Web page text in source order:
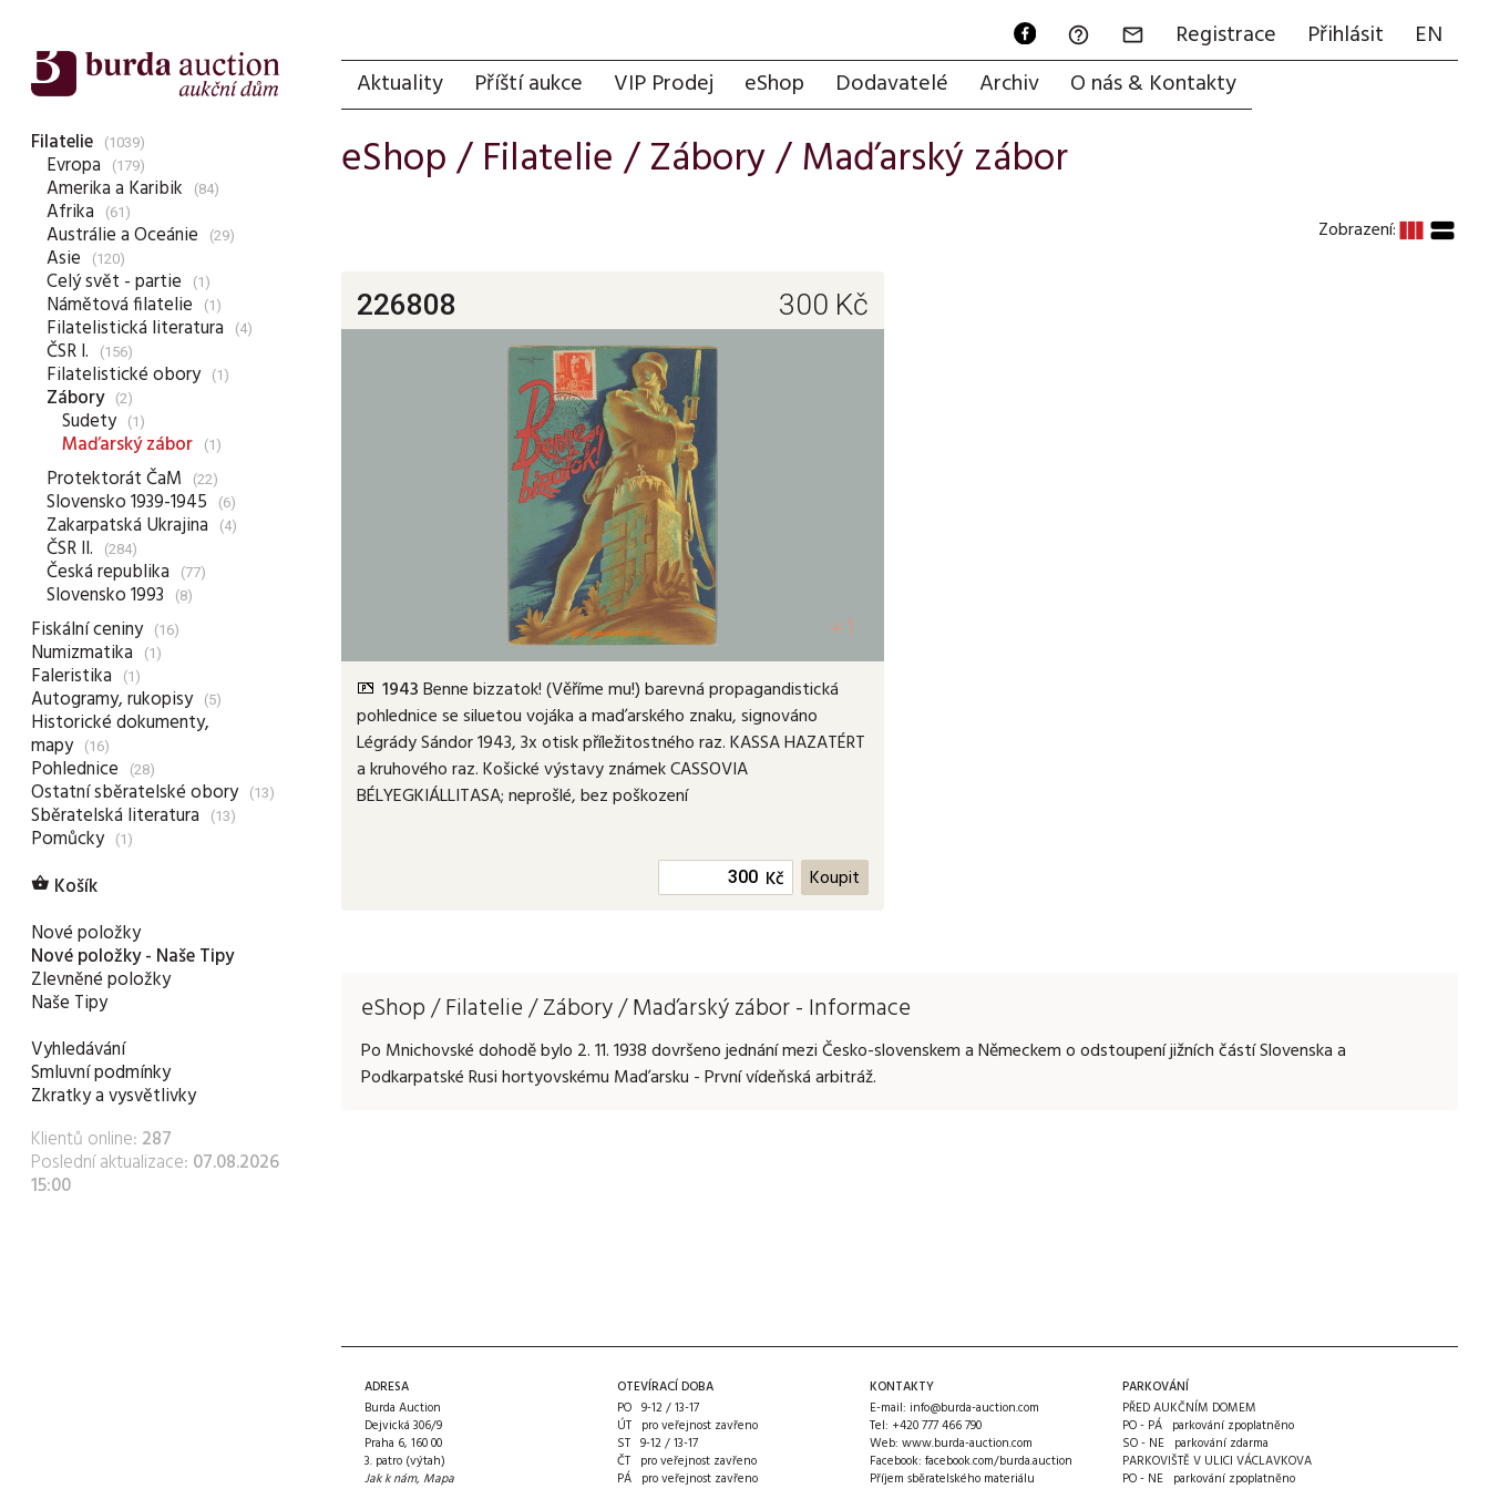
Filatelie (1039)
Evropa (179)
Amerika a Karibik (84)
Afrika (61)
Austrálie a Oceánie (29)
Asie (120)
Celý svět - partie (1)
Námětová filatelie (1)
Filatelistická literatura (4)
ČSR I. (156)
Filatelistické obory (1)
Zábory (2)
Sudety (1)
Maďarský zábor (1)
Protektorát ČaM (22)
Slovensko 1939-1945 (6)
Zakarpatská Ukrajina (4)
ČSR II. (284)
Česká republika (77)
Slovensko 1993 (8)
Fiskální ceniny (16)
Numizmatika (1)
Faleristika (1)
Autogramy, rukopisy (5)
Historické dokumenty,
mapy (16)
Pohlednice (28)
Ostatní sběratelské obory (13)
Sběratelská literatura (13)
Pomůcky (1)
 Košík
Nové položky
Nové položky - Naše Tipy
Zlevněné položky
Naše Tipy
Vyhledávání
Smluvní podmínky
Zkratky a vysvětlivky
Klientů online: 287
Poslední aktualizace: 07.08.2026
15:00
  Registrace Přihlásit
EN
Aktuality
Příští aukce VIP Prodej eShop Dodavatelé Archiv O nás & Kontakty
eShop /Filatelie/Zábory/Maďarský zábor
Zobrazení:view_column view_stream
226808 300 Kč
+1
1943Benne bizzatok! (Věříme mu!) barevná propagandistická
pohlednice se siluetou vojáka a maďarského znaku, signováno
Légrády Sándor 1943, 3x otisk příležitostného raz. KASSA HAZATÉRT
a kruhového raz. Košické výstavy známek CASSOVIA
BÉLYEGKIÁLLITASA; neprošlé, bez poškození
Kč
eShop / Filatelie / Zábory / Maďarský zábor - Informace
Po Mnichovské dohodě bylo 2. 11. 1938 dovršeno jednání mezi Česko-slovenskem a Německem o odstoupení jižních částí Slovenska a
Podkarpatské Rusi hortyovskému Maďarsku - První vídeňská arbitráž.
ADRESA
Burda Auction
Dejvická 306/9
Praha 6, 160 00
3. patro (výtah)
Jak k nám, Mapa
OTEVÍRACÍ DOBA
PO 9-12 / 13-17
ÚT pro veřejnost zavřeno
ST 9-12 / 13-17
ČT pro veřejnost zavřeno
PÁ pro veřejnost zavřeno
KONTAKTY
E-mail: info@burda-auction.com
Tel: +420 777 466 790
Web: www.burda-auction.com
Facebook: facebook.com/burda.auction
Příjem sběratelského materiálu
PARKOVÁNÍ
PŘED AUKČNÍM DOMEM
PO - PÁ parkování zpoplatněno
SO - NE parkování zdarma
PARKOVIŠTĚ V ULICI VÁCLAVKOVA
PO - NE parkování zpoplatněno